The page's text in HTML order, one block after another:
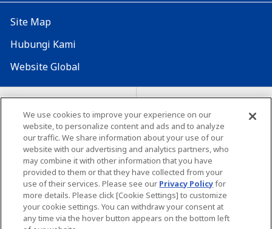
Site Map
Hubungi Kami
Website Global
Map Situs Lokasi seluruh dunia
Tentang penggunaan situs ini Lingkungan yang dianjurkan
Copyright© Unicharm Corporation
We use cookies to improve your experience on our
website, to personalize content and ads and to analyze
our traffic. We share information about your use of our
website with our advertising and analytics partners, who
may combine it with other information that you have
provided to them or that they have collected from your
use of their services. Please see our Privacy Policyfor
more details. Please click [Cookie Settings] to customize
your cookie settings. You can withdraw your consent at
any time via the hover button appears on the bottom left